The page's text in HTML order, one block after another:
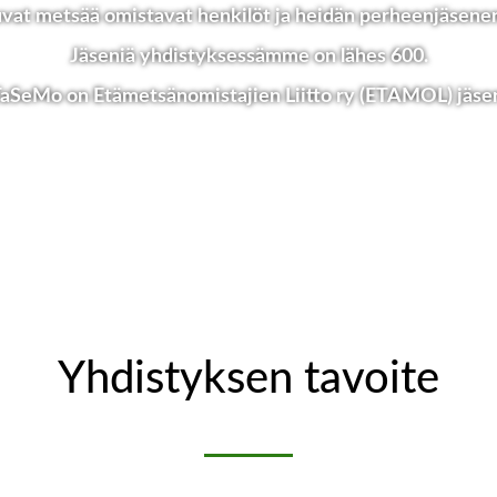
metsää omistavat henkilöt ja heidän
Jäseniä yhdistyksessämme on lähes 600.
on Etämetsänomistajien Liitto ry (ETAMOL)
Yhdistyksen tavoite